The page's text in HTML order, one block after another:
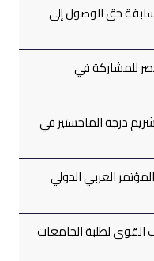
حق الوصول إلى
للمشاركة في
درجة الماجستير في
العربي الدولي
القوى لطلبة الجامعات